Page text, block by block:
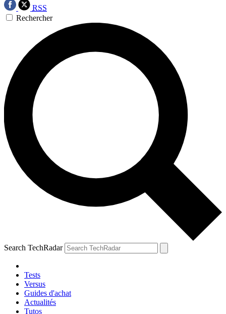
RSS
Rechercher
Search TechRadar
Tests
Versus
Guides d'achat
Actualités
Tutos